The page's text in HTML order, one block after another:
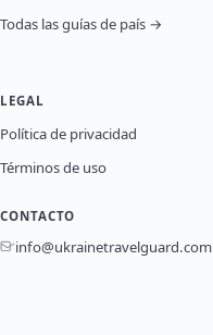
Todas las guías de país →
LEGAL
Política de privacidad
Términos de uso
CONTACTO
info@ukrainetravelguard.com